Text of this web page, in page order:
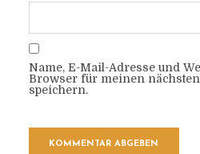
Name, E-Mail-Adresse und
Browser für meinen
speichern.